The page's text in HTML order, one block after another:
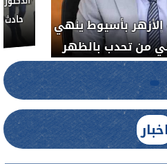
بأسيوط ينهي
من تحدب بالظهر
اخبار